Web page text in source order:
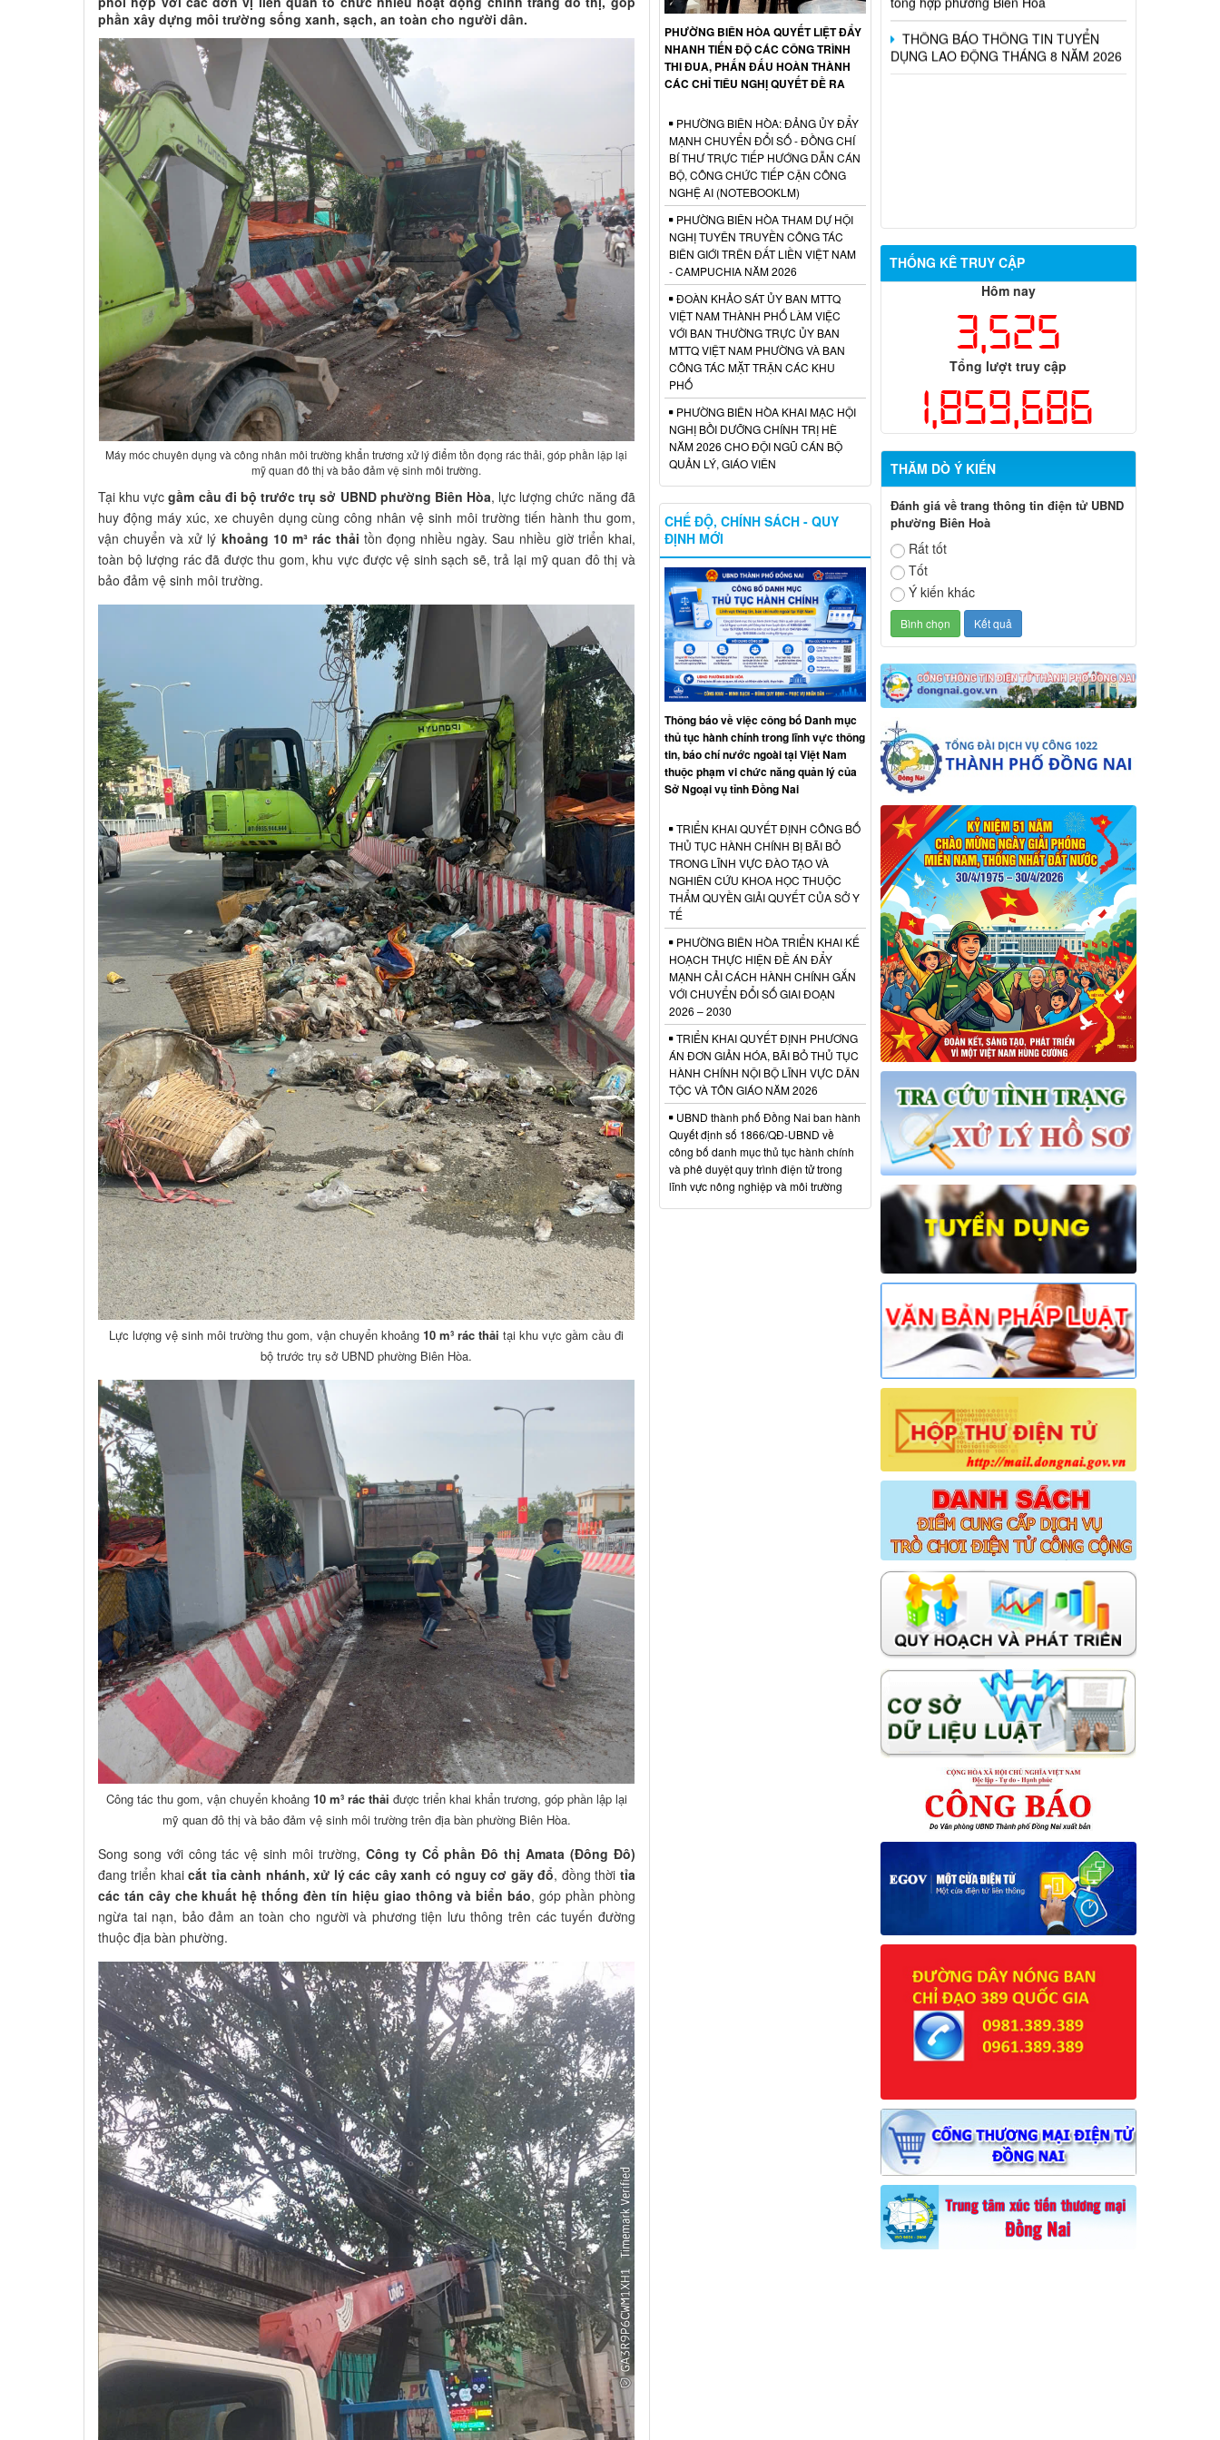
phần xây dựng môi trường sống xanh, sạch, an toàn cho người dân.
Máy móc chuyên dụng và công nhân môi trường khẩn trương xử lý điểm tồn đọng rác thải, góp phần lập lại
mỹ quan đô thị và bảo đảm vệ sinh môi trường.
Tại khu vựcgầm cầu đi bộ trước trụ sở UBND phường Biên Hòa, lực lượng chức năng đã
huy động máy xúc, xe chuyên dụng cùng công nhân vệ sinh môi trường tiến hành thu gom,
vận chuyển và xử lý khoảng 10 m³ rác thải tồn đọng nhiều ngày. Sau nhiều giờ triển khai,
toàn bộ lượng rác đã được thu gom, khu vực được vệ sinh sạch sẽ, trả lại mỹ quan đô thị và
bảo đảm vệ sinh môi trường.
Lực lượng vệ sinh môi trường thu gom, vận chuyển khoảng10 m³ rác thải tại khu vực gầm cầu đi
bộ trước trụ sở UBND phường Biên Hòa.
Công tác thu gom, vận chuyển khoảng 10 m³ rác thải được triển khai khẩn trương, góp phần lập lại
mỹ quan đô thị và bảo đảm vệ sinh môi trường trên địa bàn phường Biên Hòa.
Song song với công tác vệ sinh môi trường, Công ty Cổ phần Đô thị Amata (Đông Đô)
đang triển khaicắt tỉa cành nhánh, xử lý các cây xanh có nguy cơ gãy đổ, đồng thời tỉa
các tán cây che khuất hệ thống đèn tín hiệu giao thông và biển báo, góp phần phòng
ngừa tai nạn, bảo đảm an toàn cho người và phương tiện lưu thông trên các tuyến đường
thuộc địa bàn phường.
DỤNG LAO ĐỘNG THÁNG 8 NĂM 2026
THỐNG KÊ TRUY CẬP
Hôm nay
3,525
Tổng lượt truy cập
1,859,686
THĂM DÒ Ý KIẾN
Đánh giá về trang thông tin điện tử UBND
phường Biên Hoà
Rất tốt
Tốt
Ý kiến khác
PHƯỜNG BIÊN HÒA QUYẾT LIỆT ĐẨY
NHANH TIẾN ĐỘ CÁC CÔNG TRÌNH
THI ĐUA, PHẤN ĐẤU HOÀN THÀNH
CÁC CHỈ TIÊU NGHỊ QUYẾT ĐỀ RA
PHƯỜNG BIÊN HÒA: ĐẢNG ỦY ĐẨY
MẠNH CHUYỂN ĐỔI SỐ - ĐỒNG CHÍ
BÍ THƯ TRỰC TIẾP HƯỚNG DẪN CÁN
BỘ, CÔNG CHỨC TIẾP CẬN CÔNG
NGHỆ AI (NOTEBOOKLM)
PHƯỜNG BIÊN HÒA THAM DỰ HỘI
NGHỊ TUYÊN TRUYỀN CÔNG TÁC
BIÊN GIỚI TRÊN ĐẤT LIỀN VIỆT NAM
- CAMPUCHIA NĂM 2026
ĐOÀN KHẢO SÁT ỦY BAN MTTQ
VIỆT NAM THÀNH PHỐ LÀM VIỆC
VỚI BAN THƯỜNG TRỰC ỦY BAN
MTTQ VIỆT NAM PHƯỜNG VÀ BAN
CÔNG TÁC MẶT TRẬN CÁC KHU
PHỐ
PHƯỜNG BIÊN HÒA KHAI MẠC HỘI
NGHỊ BỒI DƯỠNG CHÍNH TRỊ HÈ
NĂM 2026 CHO ĐỘI NGŨ CÁN BỘ
QUẢN LÝ, GIÁO VIÊN
CHẾ ĐỘ, CHÍNH SÁCH - QUY
ĐỊNH MỚI
Thông báo về việc công bố Danh mục
thủ tục hành chính trong lĩnh vực thông
tin, báo chí nước ngoài tại Việt Nam
thuộc phạm vi chức năng quản lý của
Sở Ngoại vụ tỉnh Đồng Nai
TRIỂN KHAI QUYẾT ĐỊNH CÔNG BỐ
THỦ TỤC HÀNH CHÍNH BỊ BÃI BỎ
TRONG LĨNH VỰC ĐÀO TẠO VÀ
NGHIÊN CỨU KHOA HỌC THUỘC
THẨM QUYỀN GIẢI QUYẾT CỦA SỞ Y
TẾ
PHƯỜNG BIÊN HÒA TRIỂN KHAI KẾ
HOẠCH THỰC HIỆN ĐỀ ÁN ĐẨY
MẠNH CẢI CÁCH HÀNH CHÍNH GẮN
VỚI CHUYỂN ĐỔI SỐ GIAI ĐOẠN
2026 – 2030
TRIỂN KHAI QUYẾT ĐỊNH PHƯƠNG
ÁN ĐƠN GIẢN HÓA, BÃI BỎ THỦ TỤC
HÀNH CHÍNH NỘI BỘ LĨNH VỰC DÂN
TỘC VÀ TÔN GIÁO NĂM 2026
UBND thành phố Đồng Nai ban hành
Quyết định số 1866/QĐ-UBND về
công bố danh mục thủ tục hành chính
và phê duyệt quy trình điện tử trong
lĩnh vực nông nghiệp và môi trường